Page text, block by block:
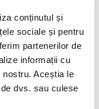
conținutul și
sociale și pentru
partenerilor de
informații cu
Aceștia le
dvs. sau culese
argint.
din imagine.